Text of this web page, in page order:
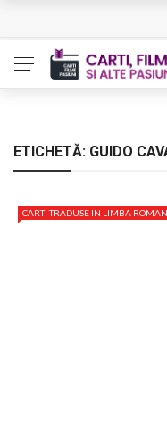
Bolla – O iubire
Indragostitii de
ETICHETĂ: GUIDO
CARTI TRADUSE IN LIMBA